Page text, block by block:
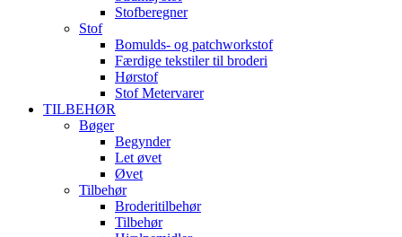
Stofberegner
Stof
Bomulds- og patchworkstof
Færdige tekstiler til broderi
Hørstof
Stof Metervarer
TILBEHØR
Bøger
Begynder
Let øvet
Øvet
Tilbehør
Broderitilbehør
Tilbehør